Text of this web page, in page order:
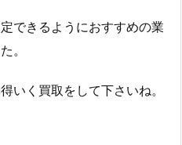
できるようにおすすめの業
。
いく買取をして下さいね。